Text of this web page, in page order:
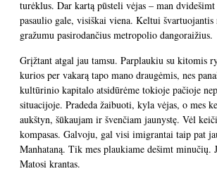
turėklus. Dar kartą pūsteli vėjas – man
pasaulio gale, visiškai viena. Keltui švartuojantis
gražumu pasirodančius metropolio dangoraižius.
Grįžtant atgal jau tamsu. Parplaukiu su kitomis
kurios per vakarą tapo mano draugėmis, nes
kultūrinio kapitalo atsidūrėme tokioje pačioje
situacijoje. Pradeda žaibuoti, kyla vėjas, o mes
aukštyn, šūkaujam ir švenčiam jaunystę. Vėl
kompasas. Galvoju, gal visi imigrantai taip pat
Manhataną. Tik mes plaukiame dešimt minučių.
Matosi krantas.